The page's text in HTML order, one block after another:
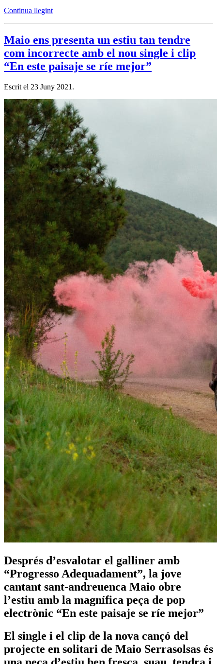
Continua llegint
Maio ens presenta un estiu tan tendre
com incorrecte amb el nou single i clip
“En este paisaje se ríe mejor”
Escrit el 23 Juny 2021 .
Després d’esvalotar el galliner amb
“Progresso Adequadament”, la jove
cantant sant-andreuenca Maio obre
l’estiu amb la magnífica peça de pop
electrònic “En este paisaje se ríe mejor”
El single i el clip de la nova cançó del
projecte en solitari de Maio Serrasolsas és